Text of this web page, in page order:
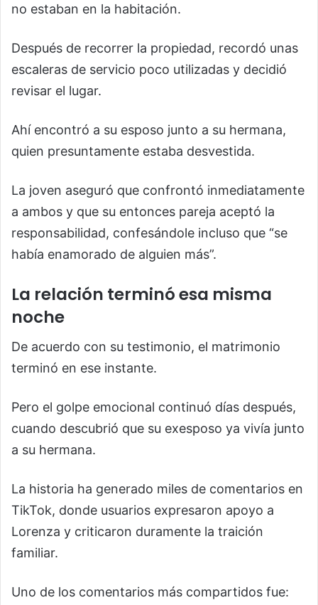
no estaban en la habitación.
Después de recorrer la propiedad, recordó unas
escaleras de servicio poco utilizadas y decidió
revisar el lugar.
Ahí encontró a su esposo junto a su hermana,
quien presuntamente estaba desvestida.
La joven aseguró que confrontó inmediatamente
a ambos y que su entonces pareja aceptó la
responsabilidad, confesándole incluso que “se
había enamorado de alguien más”.
La relación terminó esa misma
noche
De acuerdo con su testimonio, el matrimonio
terminó en ese instante.
Pero el golpe emocional continuó días después,
cuando descubrió que su exesposo ya vivía junto
a su hermana.
La historia ha generado miles de comentarios en
TikTok, donde usuarios expresaron apoyo a
Lorenza y criticaron duramente la traición
familiar.
Uno de los comentarios más compartidos fue: